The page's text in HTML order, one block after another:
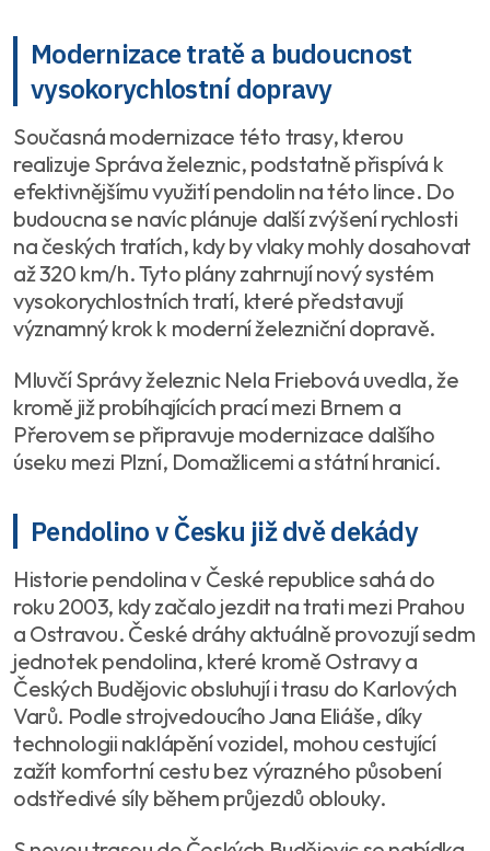
Modernizace tratě a budoucnost
vysokorychlostní dopravy
Současná modernizace této trasy, kterou
realizuje Správa železnic, podstatně přispívá k
efektivnějšímu využití pendolin na této lince. Do
budoucna se navíc plánuje další zvýšení rychlosti
na českých tratích, kdy by vlaky mohly dosahovat
až 320 km/h. Tyto plány zahrnují nový systém
vysokorychlostních tratí, které představují
významný krok k moderní železniční dopravě.
Mluvčí Správy železnic Nela Friebová uvedla, že
kromě již probíhajících prací mezi Brnem a
Přerovem se připravuje modernizace dalšího
úseku mezi Plzní, Domažlicemi a státní hranicí.
Pendolino v Česku již dvě dekády
Historie pendolina v České republice sahá do
roku 2003, kdy začalo jezdit na trati mezi Prahou
a Ostravou. České dráhy aktuálně provozují sedm
jednotek pendolina, které kromě Ostravy a
Českých Budějovic obsluhují i trasu do Karlových
Varů. Podle strojvedoucího Jana Eliáše, díky
technologii naklápění vozidel, mohou cestující
zažít komfortní cestu bez výrazného působení
odstředivé síly během průjezdů oblouky.